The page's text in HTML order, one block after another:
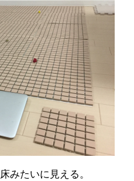
みたいに見える。